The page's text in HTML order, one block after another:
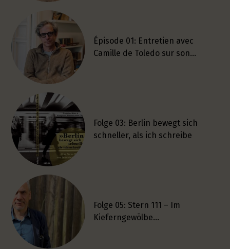
Épisode 01: Entretien avec
Camille de Toledo sur son…
Folge 03: Berlin bewegt sich
schneller, als ich schreibe
Folge 05: Stern 111 – Im
Kieferngewölbe…